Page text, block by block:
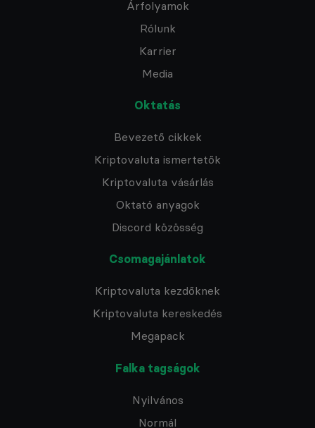
Árfolyamok
Rólunk
Karrier
Media
Oktatás
Bevezető cikkek
Kriptovaluta ismertetők
Kriptovaluta vásárlás
Oktató anyagok
Discord közösség
Csomagajánlatok
Kriptovaluta kezdőknek
Kriptovaluta kereskedés
Megapack
Falka tagságok
Nyilvános
Normál